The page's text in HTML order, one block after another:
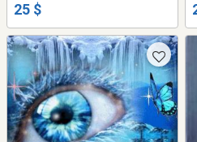
514-969-2563
25 $